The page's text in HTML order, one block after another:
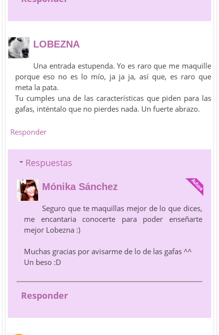
LOBEZNA
Una entrada estupenda. Yo es raro que me maquille
porque eso no es lo mío, ja ja ja, así que, es raro que
meta la pata.
Tu cumples una de las características que piden para las
gafas, inténtalo que no pierdes nada. Un fuerte abrazo.
Responder
Respuestas
Mónika Sánchez
Seguro que te maquillas mejor de lo que dices,
me encantaria conocerte para poder enseñarte
mejor Lobezna :)
Muchas gracias por avisarme de lo de las gafas ^^
Un beso :D
Responder